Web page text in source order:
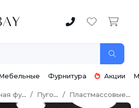
Фурнитура Акции
Пуговицы Пластмассовые пуговицы